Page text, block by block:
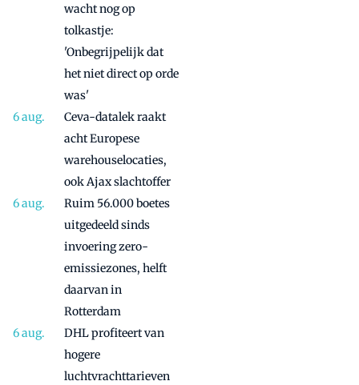
wacht nog op
tolkastje:
'Onbegrijpelijk dat
het niet direct op orde
was'
Ceva-datalek raakt
acht Europese
warehouselocaties,
ook Ajax slachtoffer
Ruim 56.000 boetes
uitgedeeld sinds
invoering zero-
emissiezones, helft
daarvan in
Rotterdam
DHL profiteert van
hogere
luchtvrachttarieven